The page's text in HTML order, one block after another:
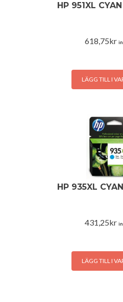
HP 951XL
618,75kr
LÄGG TILL I
HP 935XL
431,25kr
LÄGG TILL I